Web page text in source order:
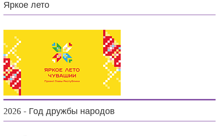
Яркое лето
2026 - Год дружбы народов